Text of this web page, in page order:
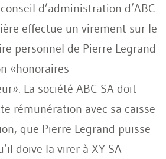
d’administration d’ABC
effectue un virement sur le
personnel de Pierre Legrand
«honoraires
La société ABC SA doit
rémunération avec sa caisse
que Pierre Legrand puisse
doive la virer à XY SA